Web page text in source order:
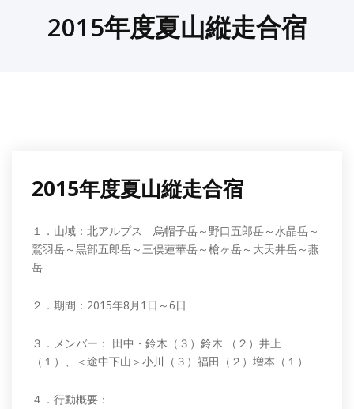
2015年度夏山縦走合宿
2015年度夏山縦走合宿
１．山域：北アルプス 烏帽子岳～野口五郎岳～水晶岳～
鷲羽岳～黒部五郎岳～三俣蓮華岳～槍ヶ岳～大天井岳～燕
岳
２．期間：2015年8月1日～6日
３．メンバー： 田中・鈴木（３）鈴木 （２）井上
（１）、＜途中下山＞小川（３）福田（２）増本（１）
４．行動概要：